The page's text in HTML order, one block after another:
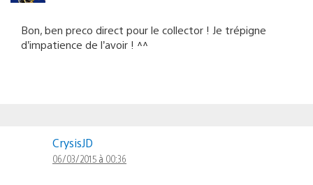
Bon, ben preco direct pour le collector ! Je trépigne
d’impatience de l’avoir ! ^^
CrysisJD
06/03/2015 à 00:36